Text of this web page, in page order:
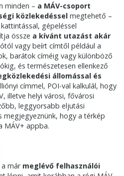
minden – a MÁV-csoport
közlekedéssel megtehető –
gépeléssel
össze a kívánt utazást akár
vagy beírt címtől például a
barátok címéig vagy különböző
és természetesen ellenkező
állomással és
címmel, POI-val kalkulál, hogy
illetve helyi városi, fővárosi
leggyorsabb eljutási
hogy a térkép
MÁV+ appba.
a már meglévő felhasználói